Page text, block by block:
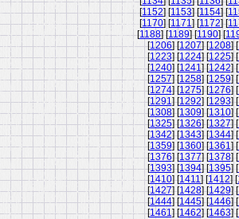
[1152] [1153] [1154] [
[1170] [1171] [1172] [
[1188] [1189] [1190] [
[1206] [1207] [1208] [
[1223] [1224] [1225] [
[1240] [1241] [1242] [
[1257] [1258] [1259] [
[1274] [1275] [1276] [
[1291] [1292] [1293] [
[1308] [1309] [1310] [
[1325] [1326] [1327] [
[1342] [1343] [1344] [
[1359] [1360] [1361] [
[1376] [1377] [1378] [
[1393] [1394] [1395] [
[1410] [1411] [1412] [
[1427] [1428] [1429] [
[1444] [1445] [1446] [
[1461] [1462] [1463] [